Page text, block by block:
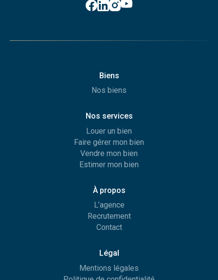
Biens
Nos biens
Nos services
Louer un bien
Faire gérer mon bien
Vendre mon bien
Estimer mon bien
À propos
L’agence
Recrutement
Contact
Légal
Mentions légales